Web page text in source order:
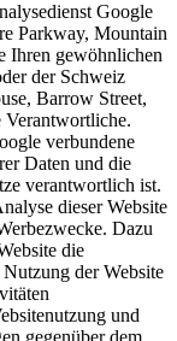
Google
Parkway, Mountain
gewöhnlichen
der Schweiz
Barrow Street,
verbundene
Daten und die
verantwortlich ist.
dieser Website
Dazu
die
der Website
und